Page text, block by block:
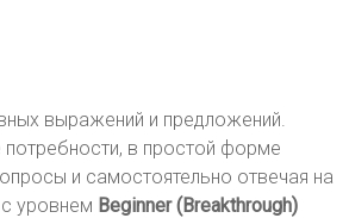
выражений и предложений.
в простой форме
и самостоятельно отвечая на
уровнем Beginner (Breakthrough)